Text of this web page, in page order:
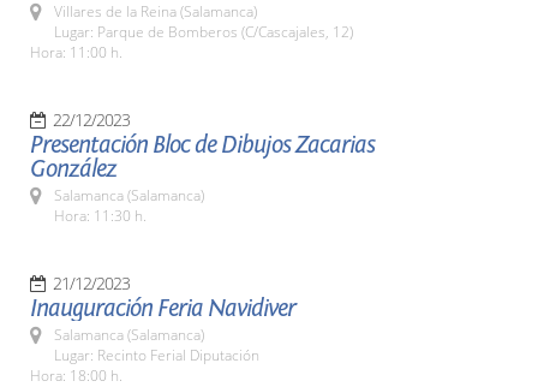
Villares de la Reina (Salamanca)
Lugar: Parque de Bomberos (C/Cascajales, 12)
Hora: 11:00 h.
22/12/2023
Presentación Bloc de Dibujos Zacarias
González
Salamanca (Salamanca)
Hora: 11:30 h.
21/12/2023
Inauguración Feria Navidiver
Salamanca (Salamanca)
Lugar: Recinto Ferial Diputación
Hora: 18:00 h.